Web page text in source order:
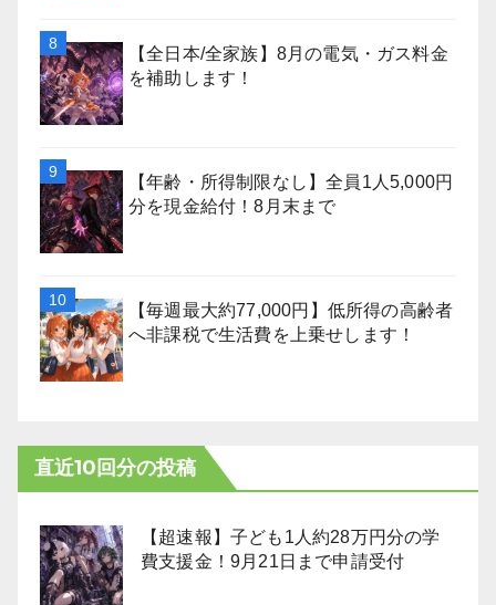
【全日本/全家族】8月の電気・ガス料金
を補助します！
【年齢・所得制限なし】全員1人5,000円
分を現金給付！8月末まで
【毎週最大約77,000円】低所得の高齢者
へ非課税で生活費を上乗せします！
直近10回分の投稿
【超速報】子ども1人約28万円分の学
費支援金！9月21日まで申請受付